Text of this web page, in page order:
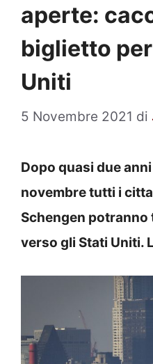
aperte:
biglietto
Uniti
5 Novembre 2021 di
Dopo quasi due
novembre tutti i
Schengen
verso gli Stati Uniti.